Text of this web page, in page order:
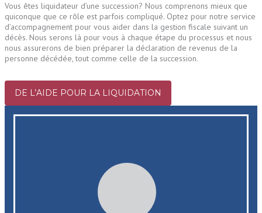
Vous êtes liquidateur d’une succession? Nous comprenons mieux que
quiconque que ce rôle est parfois compliqué. Optez pour notre service
d’accompagnement pour vous aider dans la gestion fiscale suivant un
décès. Nous serons là pour vous à chaque étape du processus et nous
nous assurerons de bien préparer la déclaration de revenus de la
personne décédée, tout comme celle de la succession.
DE L’AIDE POUR LA LIQUIDATION